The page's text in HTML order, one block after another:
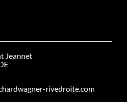
Jeannet
rivedroite.com